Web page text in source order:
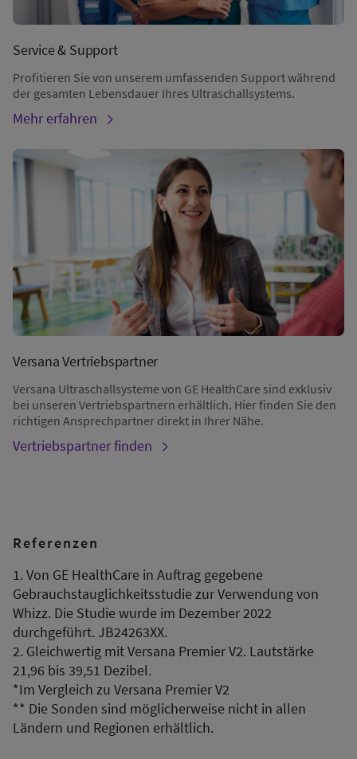
Service & Support
Profitieren Sie von unserem umfassenden Support während
der gesamten Lebensdauer Ihres Ultraschallsystems.
Mehr erfahren
Versana Vertriebspartner
Versana Ultraschallsysteme von GE HealthCare sind exklusiv
bei unseren Vertriebspartnern erhältlich. Hier finden Sie den
richtigen Ansprechpartner direkt in Ihrer Nähe.
Vertriebspartner finden
Referenzen
1. Von GE HealthCare in Auftrag gegebene
Gebrauchstauglichkeitsstudie zur Verwendung von
Whizz. Die Studie wurde im Dezember 2022
durchgeführt. JB24263XX.
2. Gleichwertig mit Versana Premier V2. Lautstärke
21,96 bis 39,51 Dezibel.
*Im Vergleich zu Versana Premier V2
** Die Sonden sind möglicherweise nicht in allen
Ländern und Regionen erhältlich.